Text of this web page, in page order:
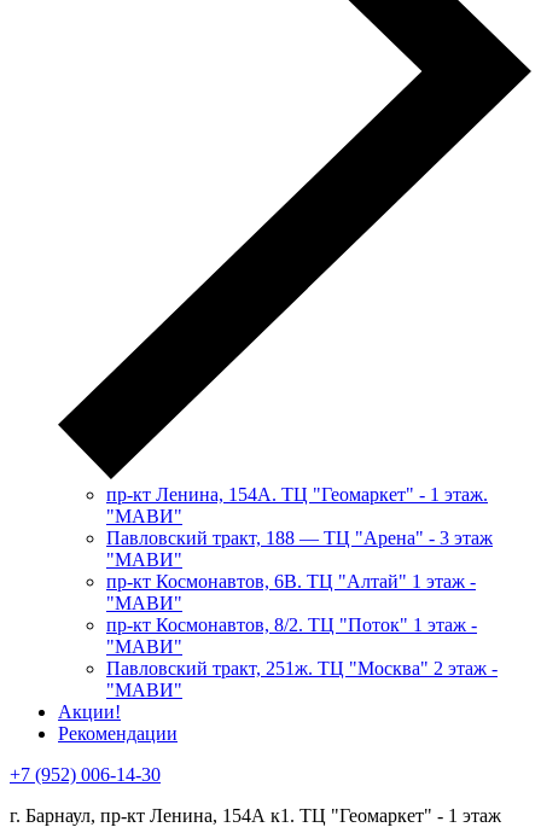
пр-кт Ленина, 154А. ТЦ "Геомаркет" - 1 этаж.
"МАВИ"
​Павловский тракт, 188 — ТЦ "Арена" - 3 этаж
"МАВИ"
пр-кт Космонавтов, 6В. ТЦ "Алтай" 1 этаж -
"МАВИ"
пр-кт Космонавтов, 8/2. ТЦ "Поток" 1 этаж -
"МАВИ"
Павловский тракт, 251ж. ТЦ "Москва" 2 этаж -
"МАВИ"
Акции!
Рекомендации
+7 (952) 006-14-30
г. Барнаул, пр-кт Ленина, 154А к1. ТЦ "Геомаркет" - 1 этаж